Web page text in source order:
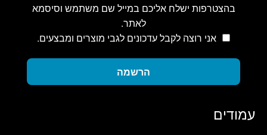
בהצטרפות ישלח אליכם במייל שם משתמש וסיסמא
לאתר.
אני רוצה לקבל עדכונים לגבי מוצרים ומבצעים.
הרשמה
עמודים